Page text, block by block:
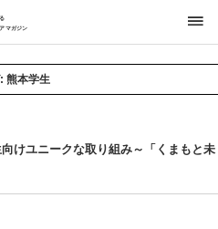
マガジン
熊本学生
けユニークな取り組み～「くまもと未